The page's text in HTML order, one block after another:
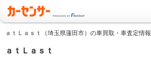
ａｔＬａｓｔ（埼玉県蓮田市）の車買取・車査定情報
ａｔＬａｓｔ